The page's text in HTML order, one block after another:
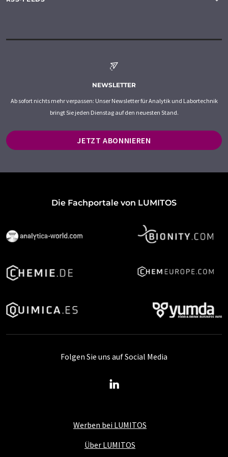
NEWSLETTER
Ab sofort nichts mehr verpassen: Unser Newsletter für Analytik und Labortechnik
bringt Sie jeden Dienstag auf den neuesten Stand.
JETZT ABONNIEREN
Die Fachportale von LUMITOS
Werben bei LUMITOS
Über LUMITOS
Folgen Sie uns auf Social Media